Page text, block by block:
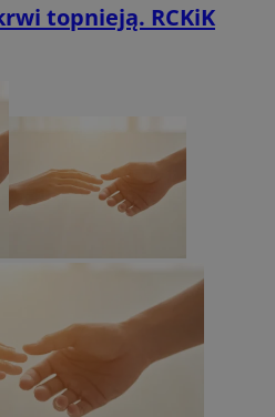
topnieją. RCKiK